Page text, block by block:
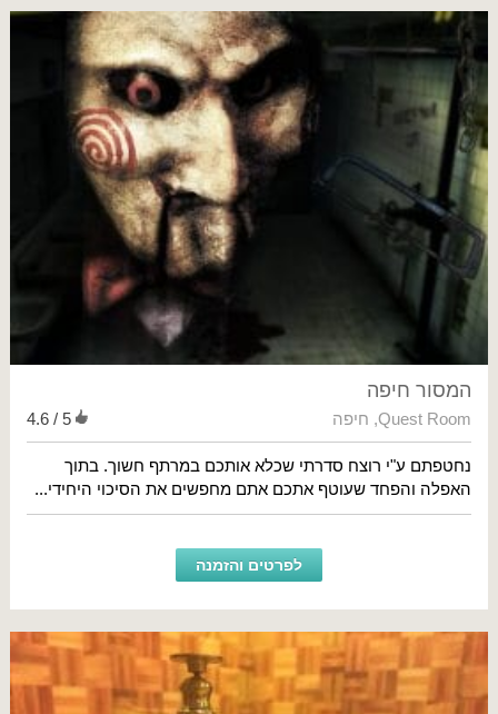
המסור חיפה
Quest Room
, חיפה 4.6 / 5
נחטפתם ע"י רוצח סדרתי שכלא אותכם במרתף חשוך. בתוך
האפלה והפחד שעוטף אתכם אתם מחפשים את הסיכוי היחידי...
לפרטים והזמנה